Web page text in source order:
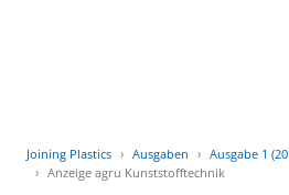
Joining Plastics Ausgaben
Ausgabe 1
Anzeige agru Kunststofftechnik